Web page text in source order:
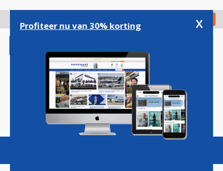
gaan
Check in
Magazine Podcasts Vacatures
Profiteer nu van 30% korting x